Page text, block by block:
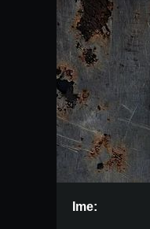
Ime: